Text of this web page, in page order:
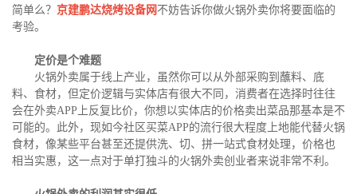
简单么？ 京建鹏达烧烤设备网 不妨告诉你做火锅外卖你将要面临的
考验。
定价是个难题
火锅外卖属于线上产业，虽然你可以从外部采购到蘸料、底
料、食材，但定价逻辑与实体店有很大不同，消费者在选择时往往
会在外卖APP上反复比价，你想以实体店的价格卖出菜品那基本是不
可能的。此外，现如今社区买菜APP的流行很大程度上地能代替火锅
食材，像某些平台甚至还提供洗、切、拼一站式食材处理，价格也
相当实惠，这一点对于单打独斗的火锅外卖创业者来说非常不利。